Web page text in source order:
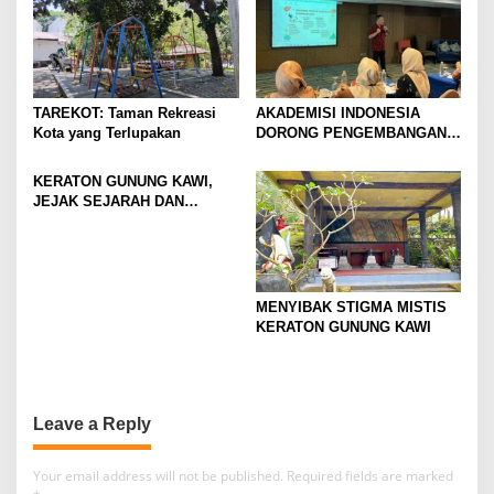
TAREKOT: Taman Rekreasi
Kota yang Terlupakan
AKADEMISI INDONESIA
DORONG PENGEMBANGAN
LEWAT PENGABDIAN
INTERNASIONAL DI
BANGKOK
KERATON GUNUNG KAWI,
JEJAK SEJARAH DAN
MENYIBAK STIGMA MISTIS
KERATON GUNUNG KAWI
Leave a Reply
Your email address will not be published. Required fields are marked